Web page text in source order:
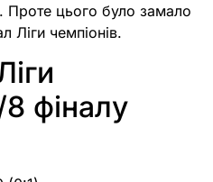
Проте цього було замало
Ліги чемпіонів.
8 фіналу